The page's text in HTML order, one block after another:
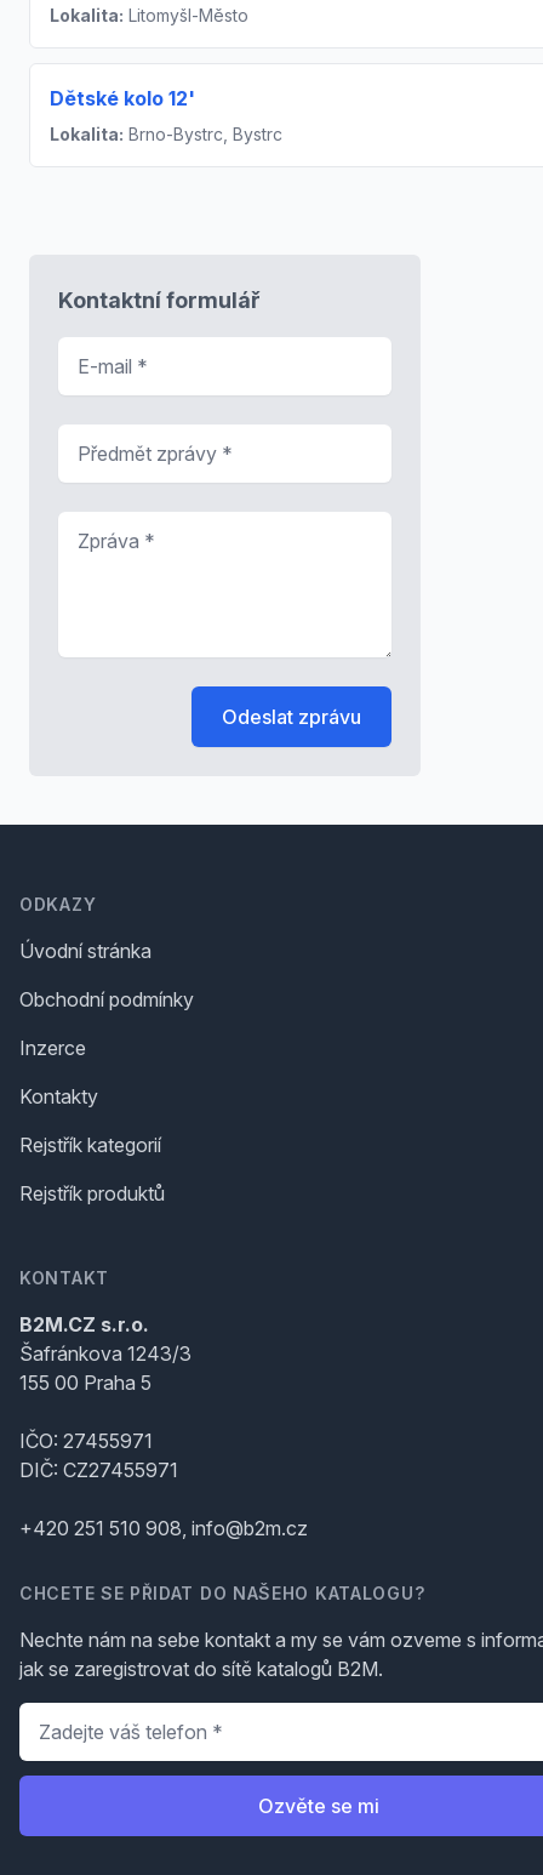
Lokalita: Litomyšl-Město
Dětské kolo 12'
Lokalita: Brno-Bystrc, Bystrc
Kontaktní formulář
Odeslat zprávu
ODKAZY
Úvodní stránka
Obchodní podmínky
Inzerce
Kontakty
Rejstřík kategorií
Rejstřík produktů
KONTAKT
B2M.CZ s.r.o.
Šafránkova 1243/3
155 00 Praha 5
IČO: 27455971
DIČ: CZ27455971
+420 251 510 908, info@b2m.cz
CHCETE SE PŘIDAT DO NAŠEHO KATALOGU?
Nechte nám na sebe kontakt a my se vám ozveme s
jak se zaregistrovat do sítě katalogů B2M.
Telefon
Ozvěte se mi